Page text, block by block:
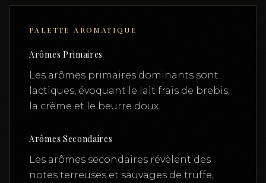
PALETTE AROMATIQUE
Arômes Primaires
Les arômes primaires dominants sont
lactiques, évoquant le lait frais de brebis,
la crème et le beurre doux.
Arômes Secondaires
Les arômes secondaires révèlent des
notes terreuses et sauvages de truffe,